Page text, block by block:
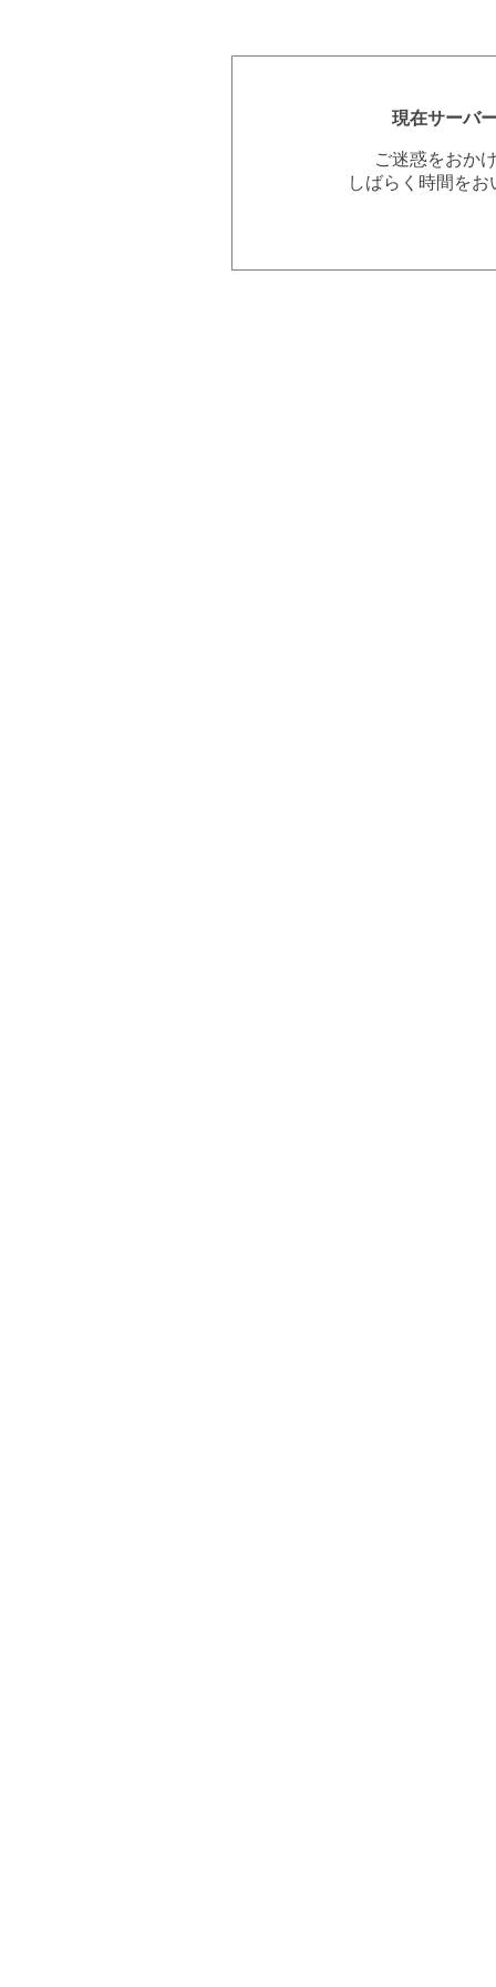
現在サーバ
ご迷惑をおか
しばらく時間を